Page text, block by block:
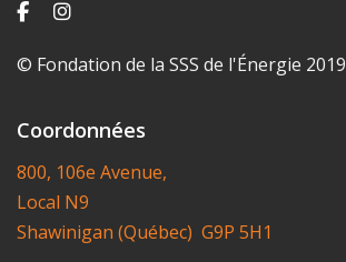
© Fondation de la SSS de l'Énergie 2019
Coordonnées
800, 106e Avenue,
Local N9
Shawinigan (Québec) G9P 5H1